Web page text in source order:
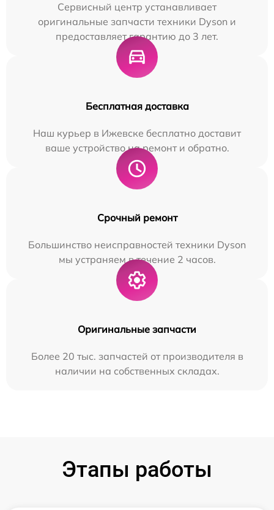
Сервисный центр устанавливает
оригинальные запчасти техники Dyson и
предоставляет гарантию до 3 лет.
Бесплатная доставка
Наш курьер в Ижевске бесплатно доставит
ваше устройство на ремонт и обратно.
Срочный ремонт
Большинство неисправностей техники Dyson
мы устраняем в течение 2 часов.
Оригинальные запчасти
Более 20 тыс. запчастей от производителя в
наличии на собственных складах.
Этапы работы